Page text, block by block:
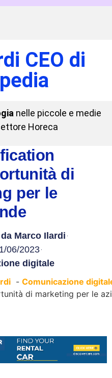
CEO di
nelle piccole e medie
Horeca
di
per le
Marco Ilardi
06/2023
digitale
Comunicazione
di marketing per le